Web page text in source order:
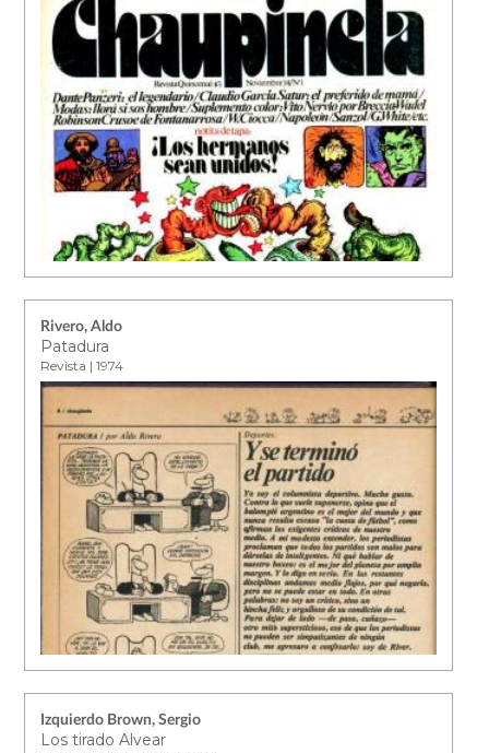
Rivero, Aldo
Patadura
Revista | 1974
Izquierdo Brown, Sergio
Los tirado Alvear